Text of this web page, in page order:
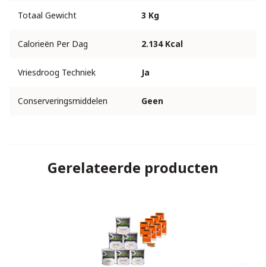
Totaal Gewicht 3 Kg
Calorieën Per Dag 2.134 Kcal
Vriesdroog Techniek Ja
Conserveringsmiddelen Geen
Gerelateerde producten